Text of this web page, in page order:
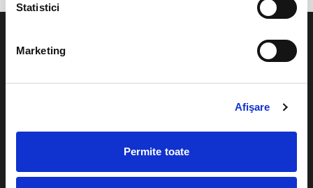
Statistici
Marketing
Afişare
Permite toate
Cum comand bilete?